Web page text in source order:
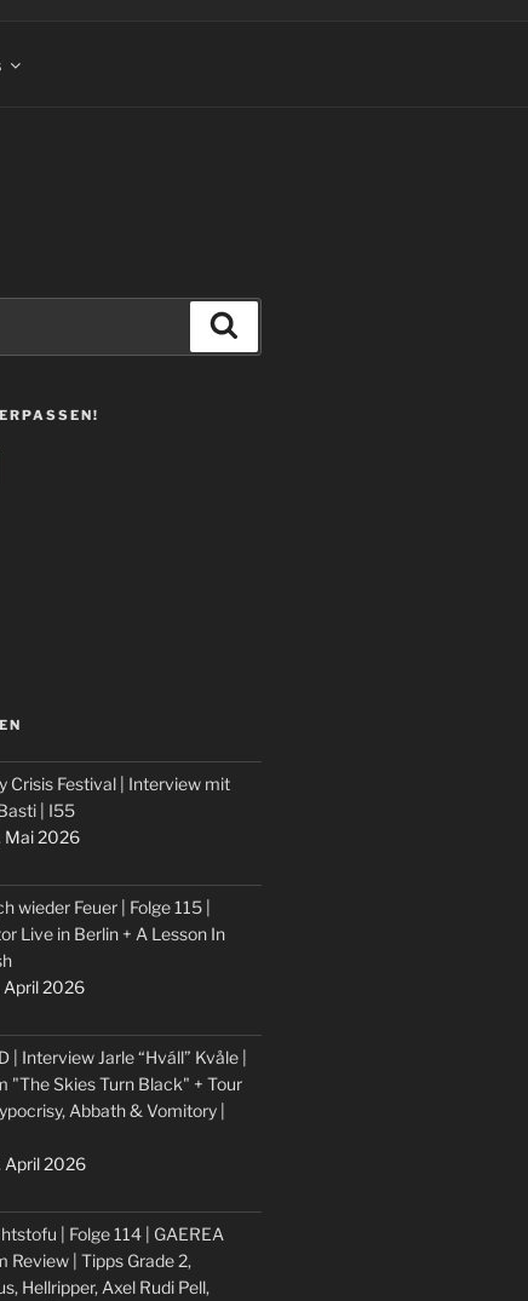
Crisis Festival | Interview mit
| I55
Mai 2026
wieder Feuer | Folge 115 |
Live in Berlin + A Lesson In
April 2026
| Interview Jarle “Hváll” Kvåle |
"The Skies Turn Black" + Tour
Abbath & Vomitory |
April 2026
| Folge 114 | GAEREA
Review | Tipps Grade 2,
Hellripper, Axel Rudi Pell,